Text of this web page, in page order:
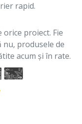
rapid.
proiect. Fie
nu, produsele de
acum și în rate.